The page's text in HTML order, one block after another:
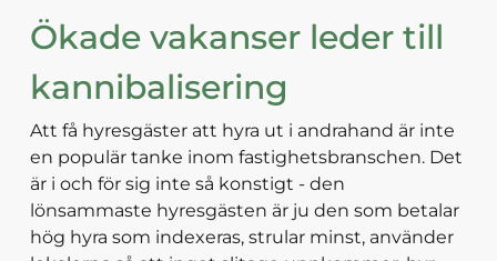
Ökade vakanser leder till
kannibalisering
Att få hyresgäster att hyra ut i andrahand är inte
en populär tanke inom fastighetsbranschen. Det
är i och för sig inte så konstigt - den
lönsammaste hyresgästen är ju den som betalar
hög hyra som indexeras, strular minst, använder